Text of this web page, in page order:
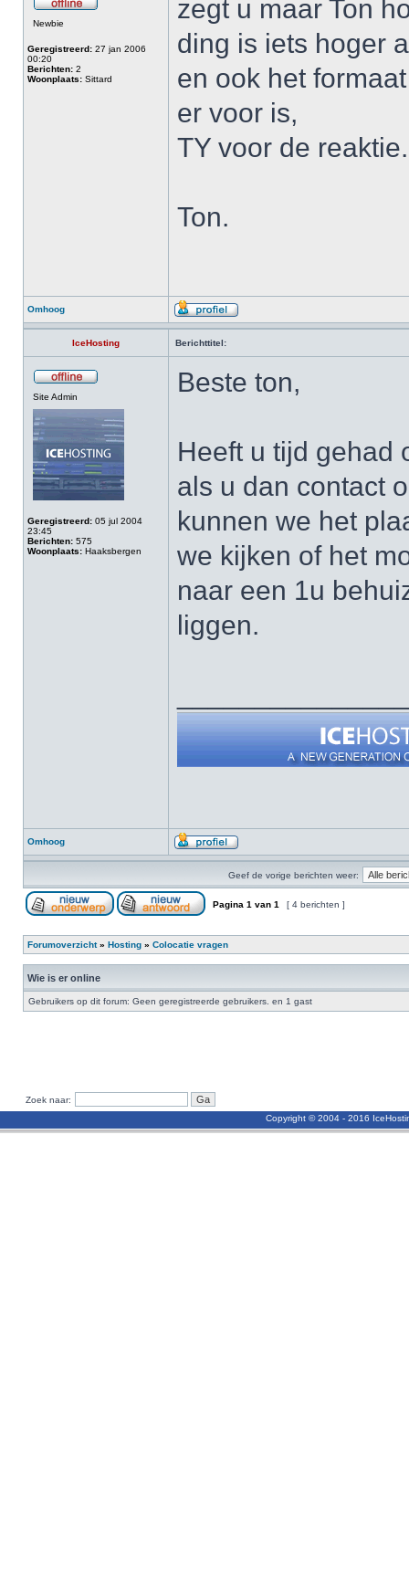
Newbie
Geregistreerd: 27 jan 2006
00:20
Berichten: 2
Woonplaats: Sittard
zegt u maar Ton
ding is iets hoger
en ook het
er voor is,
TY voor de reaktie.
Ton.
Omhoog
IceHosting Berichttitel:
Site Admin
Geregistreerd: 05 jul 2004
23:45
Berichten: 575
Woonplaats: Haaksbergen
Beste ton,
Heeft u tijd gehad
als u dan contact
kunnen we het
we kijken of het
naar een 1u
liggen.
Omhoog
Geef de vorige berichten weer:
Pagina 1 van 1 [ 4 berichten ]
Forumoverzicht» Hosting » Colocatie vragen
Wie is er online
Gebruikers op dit forum: Geen geregistreerde gebruikers. en 1 gast
Zoek naar:
Copyright © 2004 - 2016